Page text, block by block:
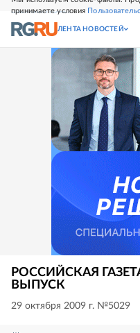
принимаете условия
СВЕЖИЙ НОМЕР
ЛЕНТА НОВОСТЕЙ
РОССИЙСКАЯ
ВЫПУСК
29 октября 2009 г. №5029